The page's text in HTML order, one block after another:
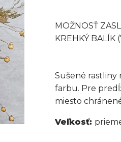
MOŽNOSŤ
KREHKÝ BALÍK
Sušené rastliny
farbu. Pre
miesto
Veľkosť: